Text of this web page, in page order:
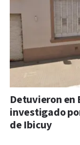
Detuvieron en
investigado
de Ibicuy